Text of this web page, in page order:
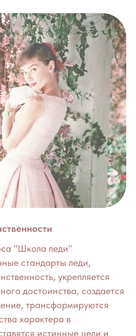
"Школа леди"
стандарты леди,
укрепляется
достоинства, создается
трансформируются
характера в
истинные цели и